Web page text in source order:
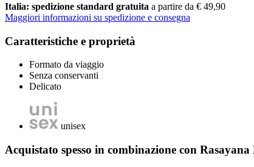
Italia: spedizione standard gratuita a partire da € 49,90
Maggiori informazioni su spedizione e consegna
Caratteristiche e proprietà
Formato da viaggio
Senza conservanti
Delicato
unisex
Acquistato spesso in combinazione con